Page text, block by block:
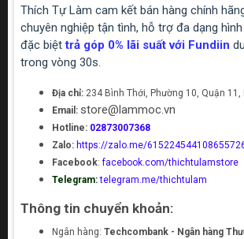
Thích Tự Làm cam kết bán hàng chính
chuyên nghiệp tận tình, hỗ trợ đa dạng
đặc biệttrả góp 0% lãi suất với Fundiin
trong vòng 30s.
Địa chỉ: 234 Bình Thới, Phường 10, Quận 11,
Email: store@lammoc.vn
Hotline: 02873007368
Zalo: https://zalo.me/
Facebook:facebook.com/thichtulamstore
Telegram: telegram.me/thichtulam
Thông tin chuyển khoản:
Ngân hàng: Techcombank - Ngân hàng